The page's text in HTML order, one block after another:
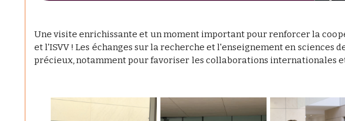
Une visite enrichissante et un moment important pour renforcer la
et l'ISVV ! Les échanges sur la recherche et l'enseignement en sciences
précieux, notamment pour favoriser les collaborations internationales